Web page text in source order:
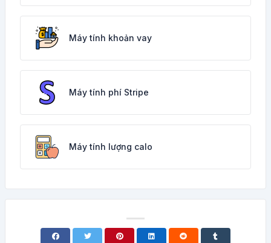
Máy tính khoản vay
Máy tính phí Stripe
Máy tính lượng calo